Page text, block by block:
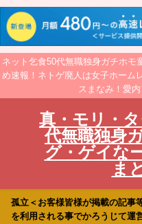
ネット乞食50代無職独身ガチホモ
め速報！ネトゲ廃人は女子ホーム
スまなみ！愛
真・モリ・
代無職独身
グ・ゲイな
ま
孤立＜お客様皆様が掲載の記事
を利用される事でかろうじて運